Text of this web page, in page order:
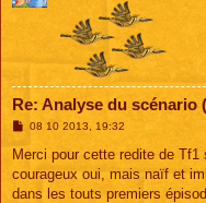
Re: Analyse du scénario
M
s
a
g
08 10 2013, 19:32
Merci pour cette redite de
courageux oui, mais naïf et
dans les touts premiers